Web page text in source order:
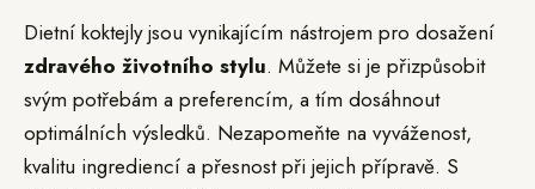
Dietní koktejly jsou vynikajícím nástrojem pro dosažení
zdravého životního stylu. Můžete si je přizpůsobit
svým potřebám a preferencím, a tím dosáhnout
optimálních výsledků. Nezapomeňte na vyváženost,
kvalitu ingrediencí a přesnost při jejich přípravě. S